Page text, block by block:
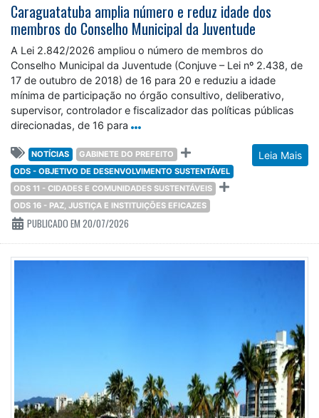
Caraguatatuba amplia número e reduz idade dos
membros do Conselho Municipal da Juventude
A Lei 2.842/2026 ampliou o número de membros do
Conselho Municipal da Juventude (Conjuve – Lei nº 2.438, de
17 de outubro de 2018) de 16 para 20 e reduziu a idade
mínima de participação no órgão consultivo, deliberativo,
supervisor, controlador e fiscalizador das políticas públicas
direcionadas, de 16 para
Leia Mais
NOTÍCIAS
GABINETE DO PREFEITO
ODS - OBJETIVO DE DESENVOLVIMENTO SUSTENTÁVEL
ODS 11 - CIDADES E COMUNIDADES SUSTENTÁVEIS
ODS 16 - PAZ, JUSTIÇA E INSTITUIÇÕES EFICAZES
PUBLICADO EM 20/07/2026